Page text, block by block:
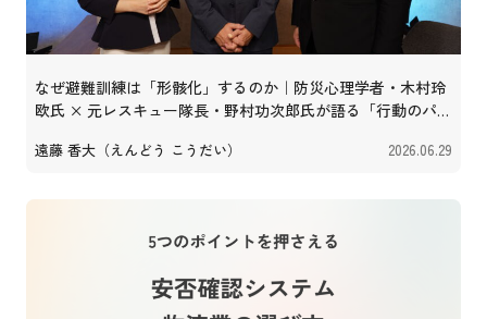
なぜ避難訓練は「形骸化」するのか｜防災心理学者・木村玲
欧氏 × 元レスキュー隊長・野村功次郎氏が語る「行動のパッ
遠藤 香大（えんどう こうだい） 2026.06.29